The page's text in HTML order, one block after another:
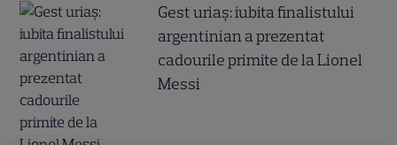
Gest uriaș: iubita finalistului
argentinian a prezentat
cadourile primite de la Lionel
Messi